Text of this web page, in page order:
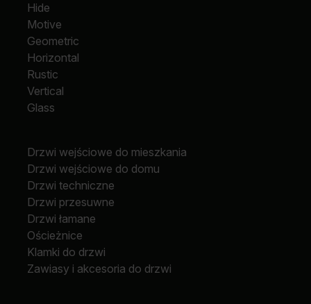
Hide
Motive
Geometric
Horizontal
Rustic
Vertical
Glass
Drzwi wejściowe do mieszkania
Drzwi wejściowe do domu
Drzwi techniczne
Drzwi przesuwne
Drzwi łamane
Ościeżnice
Klamki do drzwi
Zawiasy i akcesoria do drzwi